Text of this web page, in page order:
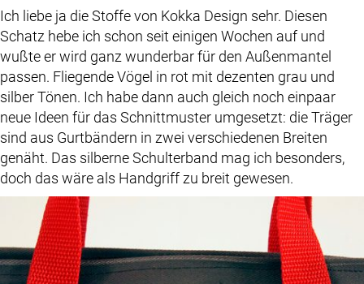
Ich liebe ja die Stoffe von Kokka Design sehr. Diesen
Schatz hebe ich schon seit einigen Wochen auf und
wußte er wird ganz wunderbar für den Außenmantel
passen. Fliegende Vögel in rot mit dezenten grau und
silber Tönen. Ich habe dann auch gleich noch einpaar
neue Ideen für das Schnittmuster umgesetzt: die Träger
sind aus Gurtbändern in zwei verschiedenen Breiten
genäht. Das silberne Schulterband mag ich besonders,
doch das wäre als Handgriff zu breit gewesen.